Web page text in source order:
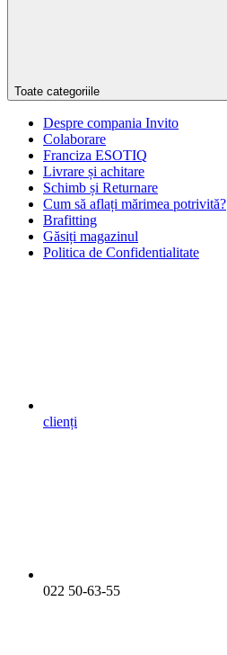
Toate categoriile
Despre compania Invito
Colaborare
Franciza ESOTIQ
Livrare și achitare
Schimb și Returnare
Cum să aflați mărimea potrivită?
Brafitting
Găsiți magazinul
Politica de Confidentialitate
clienți
022 50-63-55